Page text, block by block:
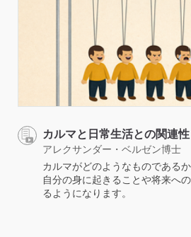
カルマと日常生活との関連性
アレクサンダー・ベルゼン博士
カルマがどのようなものである
自分の身に起きることや将来へ
るようになります。